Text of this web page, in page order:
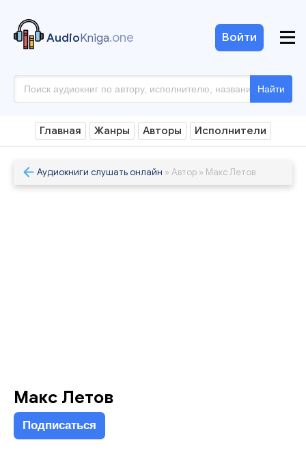
AudioKniga.one
Найти
Войти
Главная Жанры Авторы Исполнители
Аудиокниги слушать онлайн » Автор » Макс Летов
Макс Летов
Подписаться